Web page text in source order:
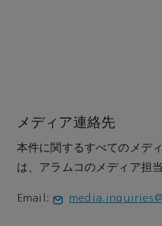
メディア連絡先
本件に関するすべてのメデ
は、アラムコのメディア担
Email: